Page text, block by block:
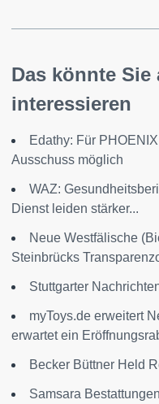
Das könnte Sie
interessieren
Edathy: Für
Ausschuss möglich
WAZ:
Dienst leiden stärker...
Neue Westfälische
Steinbrücks
Stuttgarter
myToys.de erweitert
erwartet ein
Becker Büttner Held
Samsara Bestattungen